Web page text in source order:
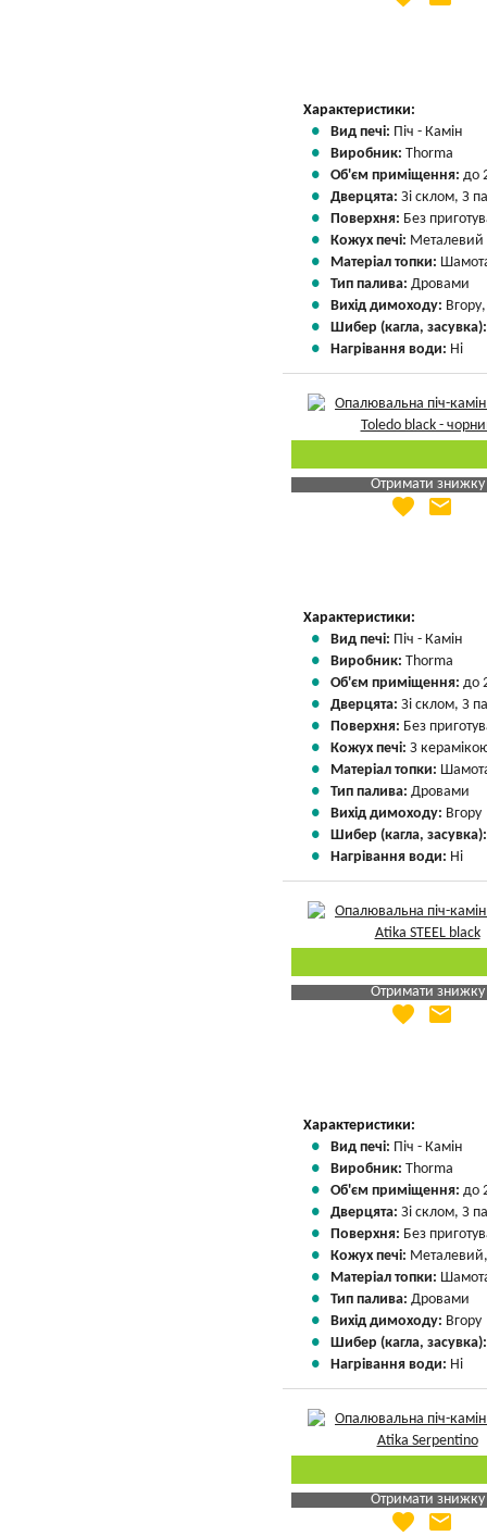
Характеристики:
Вид печі: Піч - Камін
Виробник: Thorma
Об'єм приміщення: до
Дверцята: Зі склом, З
Поверхня: Без
Кожух печі: Металевий
Матеріал топки:
Тип палива: Дровами
Вихід димоходу:
Шибер (кагла,
Нагрівання води: Ні
Отримати знижку
Яка Ваша ціна
favorite email
Характеристики:
Вид печі: Піч - Камін
Виробник: Thorma
Об'єм приміщення: до
Дверцята: Зі склом, З
Поверхня: Без
Кожух печі: З
Матеріал топки:
Тип палива: Дровами
Вихід димоходу: Вгору
Шибер (кагла,
Нагрівання води: Ні
Отримати знижку
Яка Ваша ціна
favorite email
Характеристики:
Вид печі: Піч - Камін
Виробник: Thorma
Об'єм приміщення: до
Дверцята: Зі склом, З
Поверхня: Без
Кожух печі:
Матеріал топки:
Тип палива: Дровами
Вихід димоходу: Вгору
Шибер (кагла,
Нагрівання води: Ні
Отримати знижку
Яка Ваша ціна
favorite email